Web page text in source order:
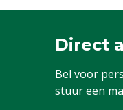
Direct
Bel voor
stuur een